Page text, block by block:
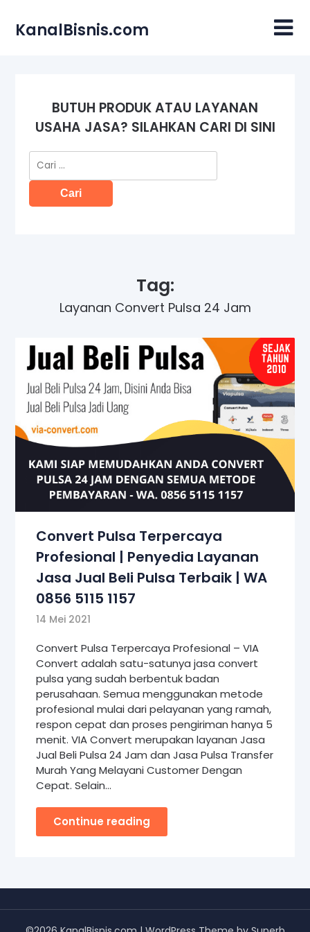
content
KanalBisnis.com
BUTUH PRODUK ATAU LAYANAN
USAHA JASA? SILAHKAN CARI DI SINI
Cari
untuk:
Tag:
Layanan Convert Pulsa 24 Jam
Convert Pulsa Terpercaya
Profesional | Penyedia Layanan
Jasa Jual Beli Pulsa Terbaik | WA
0856 5115 1157
14 Mei 2021
Convert Pulsa Terpercaya Profesional – VIA
Convert adalah satu-satunya jasa convert
pulsa yang sudah berbentuk badan
perusahaan. Semua menggunakan metode
profesional mulai dari pelayanan yang ramah,
respon cepat dan proses pengiriman hanya 5
menit. VIA Convert merupakan layanan Jasa
Jual Beli Pulsa 24 Jam dan Jasa Pulsa Transfer
Murah Yang Melayani Customer Dengan
Cepat. Selain…
Continue reading